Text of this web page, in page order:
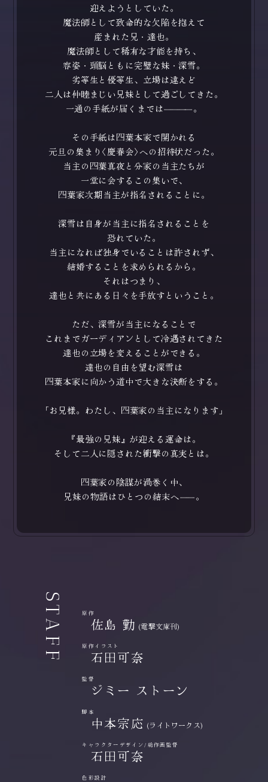
迎えようとしていた。
魔法師として致命的な欠陥を抱えて
産まれた兄・達也。
魔法師として稀有な才能を持ち、
容姿・頭脳ともに完璧な妹・深雪。
劣等生と優等生、立場は違えど
二人は仲睦まじい兄妹として過ごしてきた。
一通の手紙が届くまでは――――。
その手紙は四葉本家で開かれる
元旦の集まり〈慶春会〉への招待状だった。
当主の四葉真夜と分家の当主たちが
一堂に会するこの集いで、
四葉家次期当主が指名されることに。
深雪は自身が当主に指名されることを
恐れていた。
当主になれば独身でいることは許されず、
結婚することを求められるから。
それはつまり、
達也と共にある日々を手放すということ。
ただ、深雪が当主になることで
これまでガーディアンとして冷遇されてきた
達也の立場を変えることができる。
達也の自由を望む深雪は
四葉本家に向かう道中で大きな決断をする。
「お兄様。わたし、四葉家の当主になります」
『最強の兄妹』が迎える運命は。
そして二人に隠された衝撃の真実とは。
四葉家の陰謀が渦巻く中、
兄妹の物語はひとつの結末へ―― 。
STAFF 原作
佐島 勤 (電撃文庫刊)
原作イラスト
石田可奈
監督
ジミー ストーン
脚本
中本宗応 (ライトワークス)
キャラクターデザイン/総作画監督
石田可奈
色彩設計